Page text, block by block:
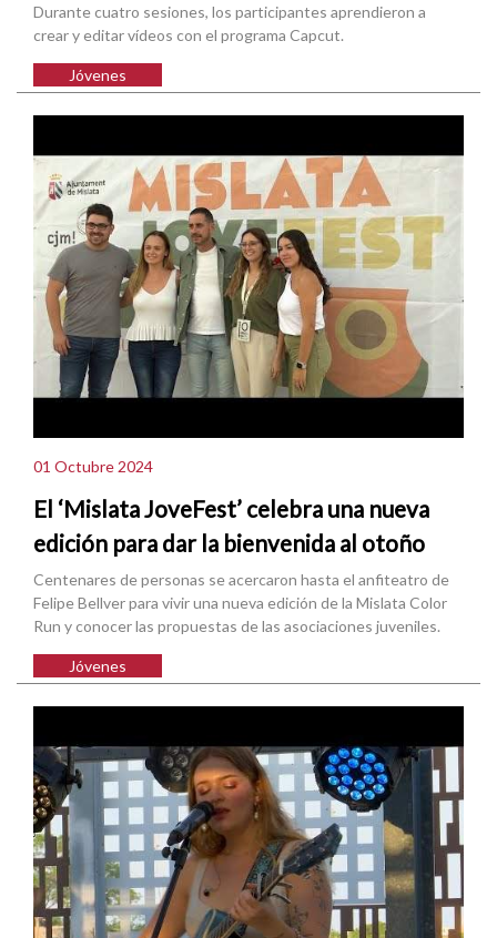
Durante cuatro sesiones, los participantes aprendieron a
crear y editar vídeos con el programa Capcut.
Jóvenes
01 Octubre 2024
El ‘Mislata JoveFest’ celebra una nueva
edición para dar la bienvenida al otoño
Centenares de personas se acercaron hasta el anfiteatro de
Felipe Bellver para vivir una nueva edición de la Mislata Color
Run y conocer las propuestas de las asociaciones juveniles.
Jóvenes